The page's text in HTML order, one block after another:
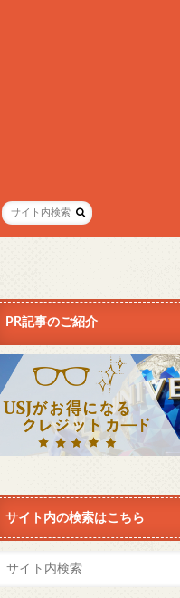
PR記事のご紹介
サイト内の検索はこちら